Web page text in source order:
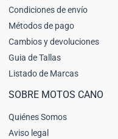
Condiciones de envío
Métodos de pago
Cambios y devoluciones
Guia de Tallas
Listado de Marcas
SOBRE MOTOS CANO
Quiénes Somos
Aviso legal